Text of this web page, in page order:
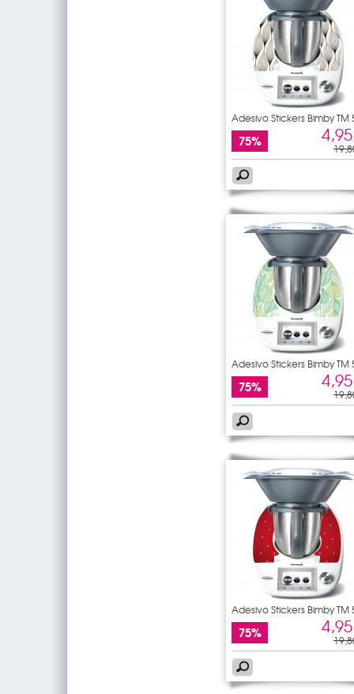
Adesivo Stickers Bimby TM
75%
Adesivo Stickers Bimby TM
75%
Adesivo Stickers Bimby TM
75%